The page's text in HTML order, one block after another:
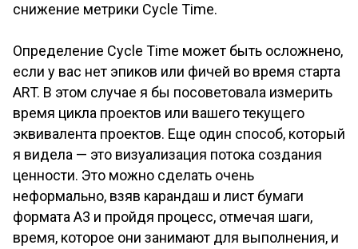
снижение метрики Cycle Time.
Определение Cycle Time может быть осложнено,
если у вас нет эпиков или фичей во время старта
ART. В этом случае я бы посоветовала измерить
время цикла проектов или вашего текущего
эквивалента проектов. Еще один способ, который
я видела — это визуализация потока создания
ценности. Это можно сделать очень
неформально, взяв карандаш и лист бумаги
формата А3 и пройдя процесс, отмечая шаги,
время, которое они занимают для выполнения, и